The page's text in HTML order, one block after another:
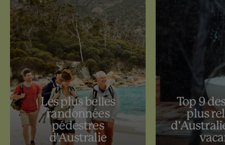
Les plus belles
randonnées
pédestres
d'Australie
Top 9
plus